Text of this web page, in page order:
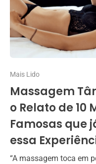
Mais Lido
Massagem
o Relato de 10
Famosas que
essa
“A massagem toca em